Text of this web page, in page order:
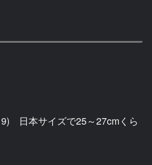
日本サイズで25～27cmくら